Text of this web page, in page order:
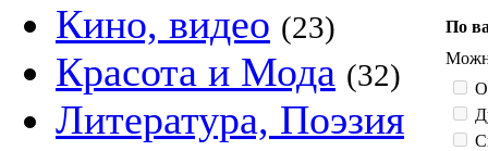
Кино, видео (23)
Красота и Мода (32)
Литература, Поэзия
По